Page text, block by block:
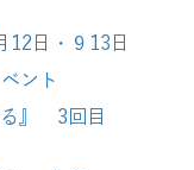
12日・９13日
ント
る』 3回目